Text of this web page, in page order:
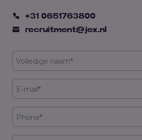
+31 0651763800
recruitment@jex.nl
Volledige naam*
E-mail*
Phone*